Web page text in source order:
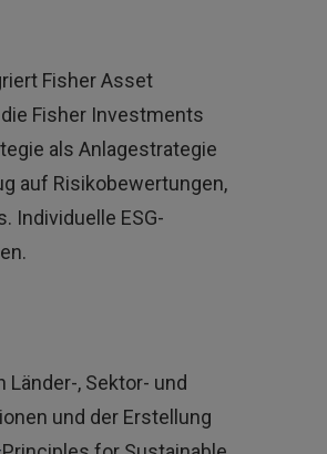
Fisher Asset
Fisher Investments
als Anlagestrategie
auf Risikobewertungen,
Individuelle ESG-
, Sektor- und
und der Erstellung